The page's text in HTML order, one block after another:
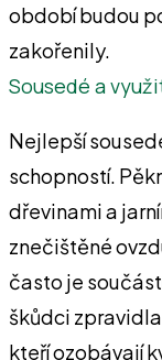
období budou
zakořenily.
Sousedé a
Nejlepší
schopností.
dřevinami a
znečištěné
často je
škůdci
kteří ozobávají